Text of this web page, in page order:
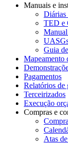
Manuais e
Diárias
TED e
Guia
Mapeamento
Pagamentos
Relatórios de
Terceirizados
Execução
Compras e
Atas